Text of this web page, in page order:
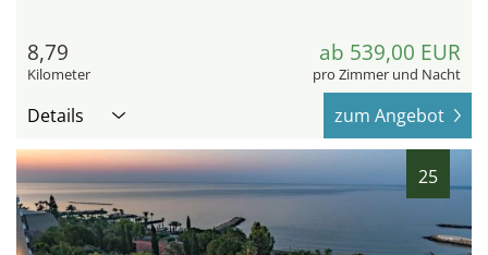
8,79
Kilometer
ab 539,00 EUR
pro Zimmer und Nacht
Details zum Angebot
25